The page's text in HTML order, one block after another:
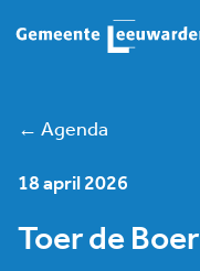
← Agenda
18 april 2026
Toer de Boer